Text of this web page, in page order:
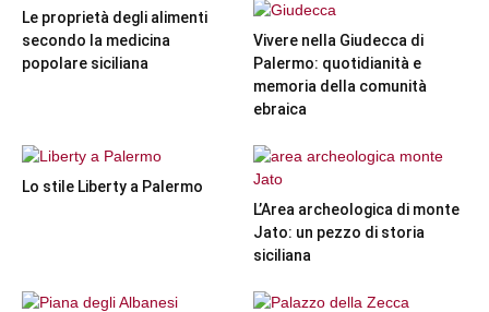
Le proprietà degli alimenti
secondo la medicina
popolare siciliana
Vivere nella Giudecca di
Palermo: quotidianità e
memoria della comunità
ebraica
Lo stile Liberty a Palermo
L’Area archeologica di monte
Jato: un pezzo di storia
siciliana